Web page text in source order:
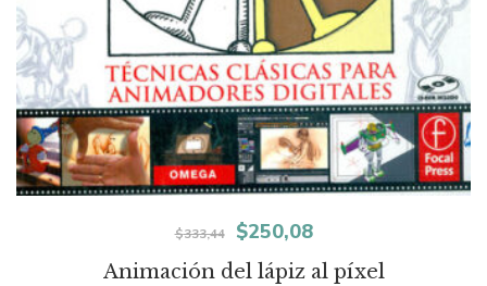
Animación del lápiz al píxel
$333,44
El
precio
$250,08El
precio